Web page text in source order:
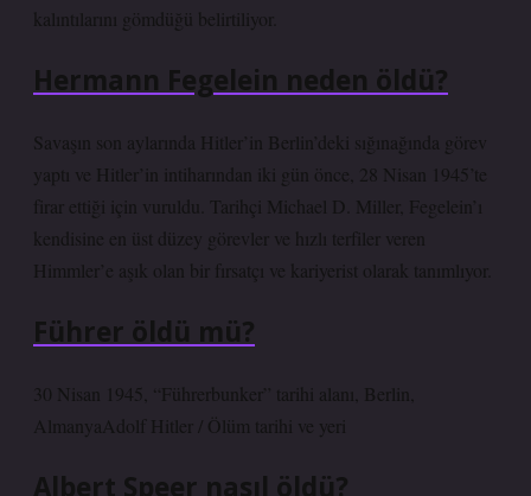
kalıntılarını gömdüğü belirtiliyor.
Hermann Fegelein neden öldü?
Savaşın son aylarında Hitler’in Berlin’deki sığınağında görev
yaptı ve Hitler’in intiharından iki gün önce, 28 Nisan 1945’te
firar ettiği için vuruldu. Tarihçi Michael D. Miller, Fegelein’ı
kendisine en üst düzey görevler ve hızlı terfiler veren
Himmler’e aşık olan bir fırsatçı ve kariyerist olarak tanımlıyor.
Führer öldü mü?
30 Nisan 1945, “Führerbunker” tarihi alanı, Berlin,
AlmanyaAdolf Hitler / Ölüm tarihi ve yeri
Albert Speer nasıl öldü?